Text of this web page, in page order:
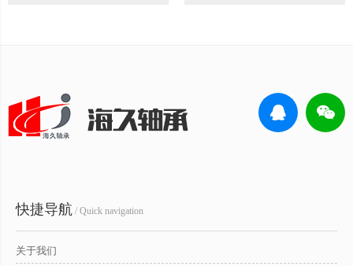
快捷导航 / Quick navigation
关于我们